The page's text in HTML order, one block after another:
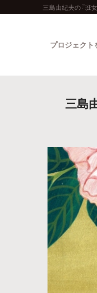
三島由紀夫の『班
プロジェクト
三島